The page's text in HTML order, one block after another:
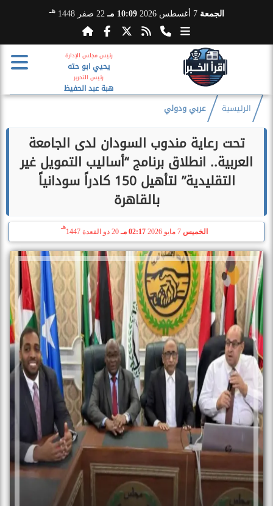
الجمعة 7 أغسطس 2026 10:09 مـ 22 صفر 1448 هـ
رئيس مجلس الإدارة
يحيي ابو حته
رئيس التحرير
هبة عبد الحفيظ
الرئيسية عربي ودولي
تحت رعاية مندوب السودان لدى الجامعة
العربية.. انطلاق برنامج “أساليب التمويل غير
التقليدية” لتأهيل 150 كادراً سودانياً
بالقاهرة
الخميس 7 مايو 2026 02:17 مـ 20 ذو القعدة 1447
هـ